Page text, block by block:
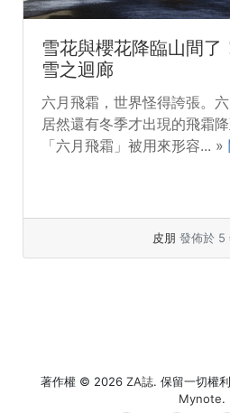
雪花與櫻花降臨山間了
雪之迴廊
六月飛霜，世界怪得誇張。
居然還有冬季才出現的飛霜
「六月飛霜」被用來形容... »
皮朋 發佈於 5
著作權 © 2026 ZA誌. 保留一切權
Mynote.